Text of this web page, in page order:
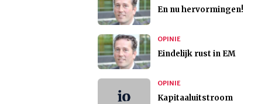
En nu hervormingen!
OPINIE
Eindelijk rust in EM
OPINIE
Kapitaaluitstroom